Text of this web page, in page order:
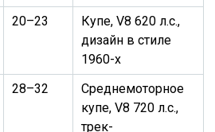
20–23
Купе, V8 620 л.с.,
дизайн в стиле
1960-х
28–32
Среднемоторное
купе, V8 720 л.с.,
трек-